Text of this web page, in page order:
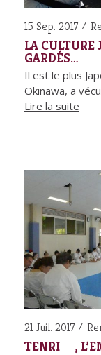
15 Sep. 2017
LA CULTURE
GARDÉS…
Il est le plus
Okinawa, a
Lire la suite
21 Juil. 2017
TENRI ,